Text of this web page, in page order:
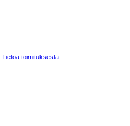
Tietoa toimituksesta